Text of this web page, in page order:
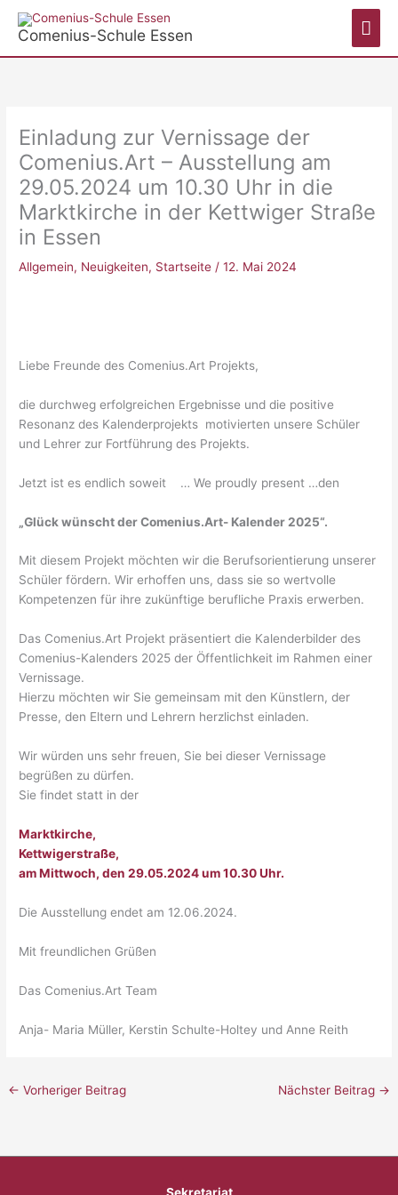
InhaltComenius-Schule Essen
Einladung zur Vernissage der
Comenius.Art – Ausstellung am
29.05.2024 um 10.30 Uhr in die
Marktkirche in der Kettwiger Straße
in Essen
Allgemein, Neuigkeiten, Startseite /12. Mai 2024
Liebe Freunde des Comenius.Art Projekts,
die durchweg erfolgreichen Ergebnisse und die positive
Resonanz des Kalenderprojekts motivierten unsere Schüler
und Lehrer zur Fortführung des Projekts.
Jetzt ist es endlich soweit … We proudly present …den
„Glück wünscht der Comenius.Art- Kalender 2025“.
Mit diesem Projekt möchten wir die Berufsorientierung unserer
Schüler fördern. Wir erhoffen uns, dass sie so wertvolle
Kompetenzen für ihre zukünftige berufliche Praxis erwerben.
Das Comenius.Art Projekt präsentiert die Kalenderbilder des
Comenius-Kalenders 2025 der Öffentlichkeit im Rahmen einer
Vernissage.
Hierzu möchten wir Sie gemeinsam mit den Künstlern, der
Presse, den Eltern und Lehrern herzlichst einladen.
Wir würden uns sehr freuen, Sie bei dieser Vernissage
begrüßen zu dürfen.
Sie findet statt in der
Marktkirche,
Kettwigerstraße,
am Mittwoch, den 29.05.2024 um 10.30 Uhr.
Die Ausstellung endet am 12.06.2024.
Mit freundlichen Grüßen
Das Comenius.Art Team
Anja- Maria Müller, Kerstin Schulte-Holtey und Anne Reith
← Vorheriger Beitrag Nächster Beitrag →
Sekretariat